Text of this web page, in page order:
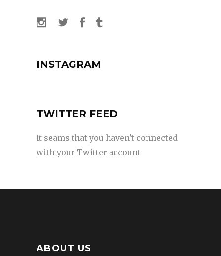
INSTAGRAM
TWITTER FEED
It seams that you haven't connected
with your Twitter account
ABOUT US